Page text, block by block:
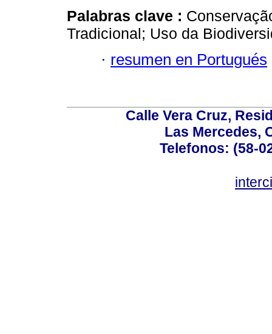
Palabras clave :
Tradicional; Uso da
· resumen en Portugués
Calle Vera Cruz,
Las Mercedes,
Telefonos: (58-